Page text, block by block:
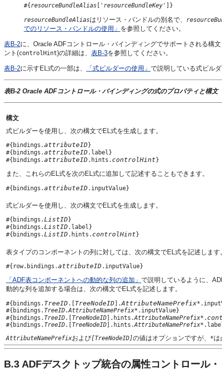
#{resourceBundleAlias [' resourceBundleKey ']}
resourceBundleAliasはリソース・バンドルの別名で、
でのリソース・バンドルの使用」 を参照してください。
表B-2に、 Oracle ADFコントロール・バインディングでサポートされる構
ント(controlHint)の詳細は、 表B-3を参照してください。
表B-2に示すEL式の一部は、 「式ビルダーの使用」 で説明している式ビル
表B-2 Oracle ADFコントロール・バインディングの式のプロパティと構文
構文
式ビルダーを使用し、次の構文でEL式を生成します。
#{bindings.attributeID}
#{bindings.attributeID.label}
#{bindings.attributeID.hints. controlHint
また、これらのEL式を次のEL式に追加して記述することもできます。
#{bindings.attributeID.inputValue}
式ビルダーを使用し、次の構文でEL式を生成します。
#{bindings.ListID}
#{bindings.ListID.label}
#{bindings.ListID.hints. controlHint
表タイプのコンポーネントの列に対しては、次の構文でEL式を記述します
#{row.bindings.attributeID
「ADF表コンポーネントへの動的な列の追加」 で説明しているように、
動的な列を追加する場合は、次の構文でEL式を記述します。
#{bindings. TreeID.[TreeNodeID].AttributeNamePrefix
#{bindings. TreeID.AttributeNamePrefix*.inputValue}
#{bindings. TreeID.[TreeNodeID].hints.AttributeNamePrefix*.
#{bindings. TreeID.[TreeNodeID].hints.AttributeNamePrefix
AttributeNamePrefixおよび[TreeNodeID]の値はオプションですが、 *は
B.3 ADFデスクトップ統合の属性コントロール